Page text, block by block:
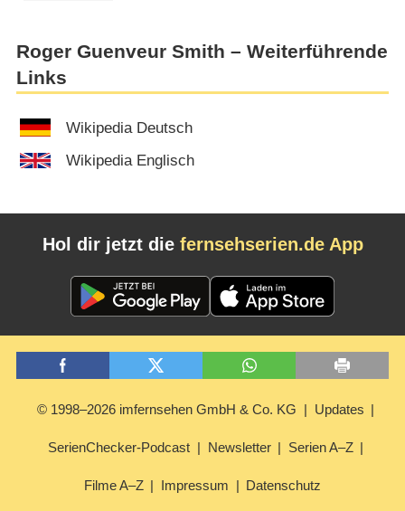
Roger Guenveur Smith – Weiterführende
Links
Wikipedia Deutsch
Wikipedia Englisch
Hol dir jetzt die fernsehserien.de App
© 1998–2026 imfernsehen GmbH & Co. KG Updates
SerienChecker-Podcast Newsletter Serien A–Z
Filme A–Z Impressum Datenschutz